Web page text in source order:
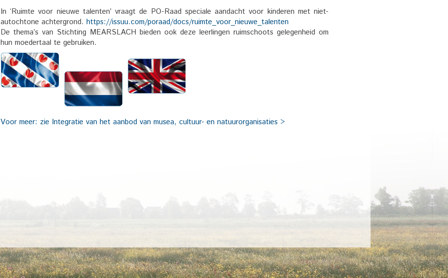
In ‘Ruimte voor nieuwe talenten’ vraagt de PO-Raad speciale aandacht voor kinderen met niet-
autochtone achtergrond. https://issuu.com/poraad/docs/ruimte_voor_nieuwe_talenten
De thema’s van Stichting MEARSLACH bieden ook deze leerlingen ruimschoots gelegenheid om
hun moedertaal te gebruiken.
Voor meer: zie Integratie van het aanbod van musea, cultuur- en natuurorganisaties >